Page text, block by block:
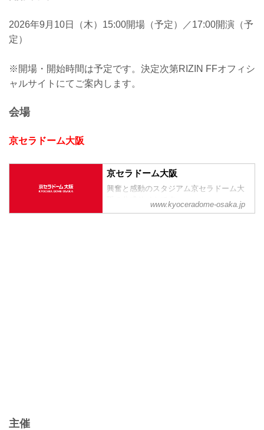
2026年9月10日（木）15:00開場（予定）／17:00開演（予
定）
※開場・開始時間は予定です。決定次第RIZIN FFオフィシ
ャルサイトにてご案内します。
会場
京セラドーム大阪
京セラドーム大阪
興奮と感動のスタジアム京セラドーム大
阪の公式サイトです。
www.kyoceradome-osaka.jp
主催